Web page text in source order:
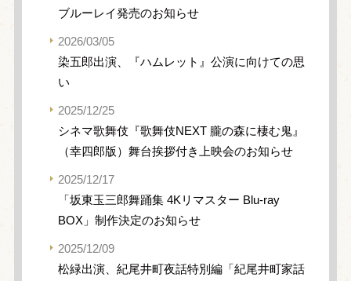
ブルーレイ発売のお知らせ
2026/03/05
染五郎出演、『ハムレット』公演に向けての思
い
2025/12/25
シネマ歌舞伎『歌舞伎NEXT 朧の森に棲む鬼』
（幸四郎版）舞台挨拶付き上映会のお知らせ
2025/12/17
「坂東玉三郎舞踊集 4Kリマスター Blu-ray
BOX」制作決定のお知らせ
2025/12/09
松緑出演、紀尾井町夜話特別編「紀尾井町家話